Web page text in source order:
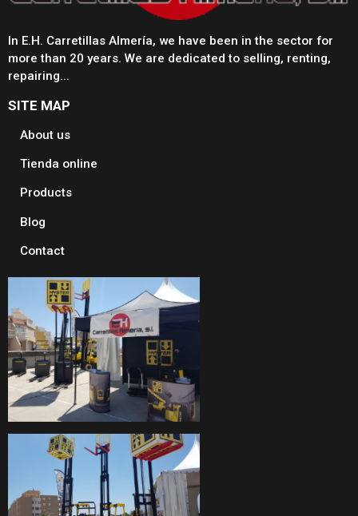
In E.H. Carretillas Almería, we have been in the sector for
more than 20 years. We are dedicated to selling, renting,
repairing...
SITE MAP
About us
Tienda online
Products
Blog
Contact